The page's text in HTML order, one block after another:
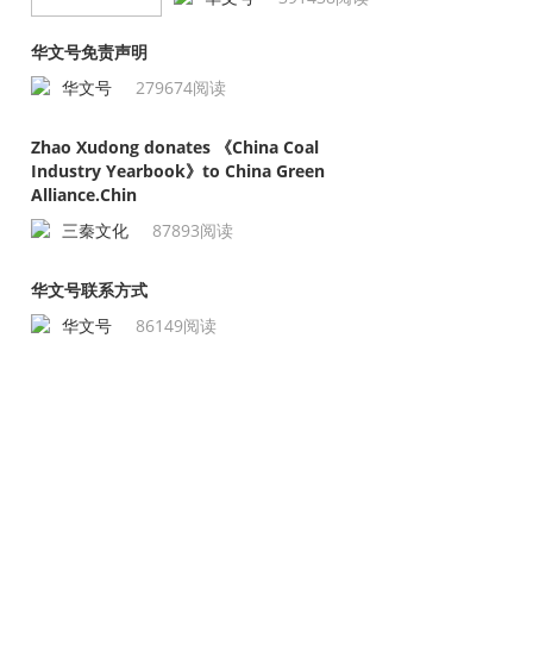
华文号免责声明
华文号
279674阅读
Zhao Xudong donates 《China Coal
Industry Yearbook》to China Green
Alliance.Chin
三秦文化
87893阅读
华文号联系方式
华文号
86149阅读